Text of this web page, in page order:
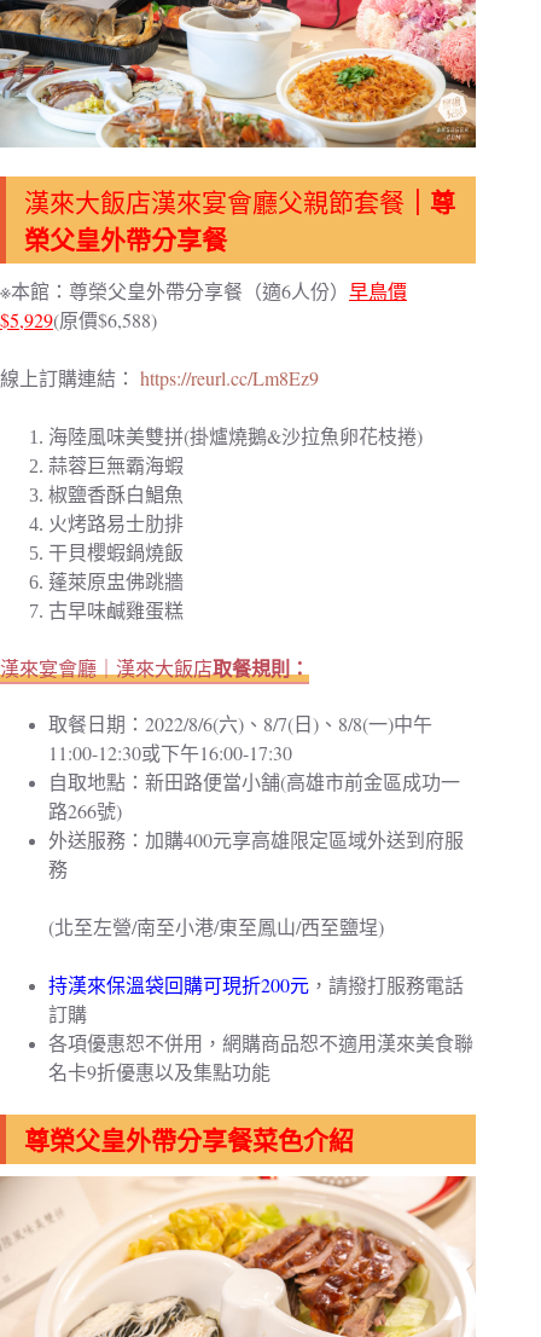
漢來大飯店漢來宴會廳父親節套餐 ｜尊
榮父皇外帶分享餐
※本館：尊榮父皇外帶分享餐（適6人份） 早鳥價
$5,929(原價$6,588)
線上訂購連結： https://reurl.cc/Lm8Ez9
海陸風味美雙拼(掛爐燒鵝&沙拉魚卵花枝捲)
蒜蓉巨無霸海蝦
椒鹽香酥白鯧魚
火烤路易士肋排
干貝櫻蝦鍋燒飯
蓬萊原盅佛跳牆
古早味鹹雞蛋糕
漢來宴會廳｜漢來大飯店取餐規則：
取餐日期：2022/8/6(六)、8/7(日)、8/8(一)中午
11:00-12:30或下午16:00-17:30
自取地點：新田路便當小舗(高雄市前金區成功一
路266號)
外送服務：加購400元享高雄限定區域外送到府服
務
(北至左營/南至小港/東至鳳山/西至鹽埕)
持漢來保溫袋回購可現折200元 ，請撥打服務電話
訂購
各項優惠恕不併用，網購商品恕不適用漢來美食聯
名卡9折優惠以及集點功能
尊榮父皇外帶分享餐菜色介紹